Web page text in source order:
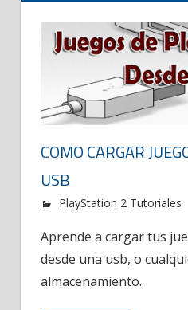
COMO CARGAR
USB
PlayStation 2 Tutoriales
Aprende a cargar tus
desde una usb, o
almacenamiento.